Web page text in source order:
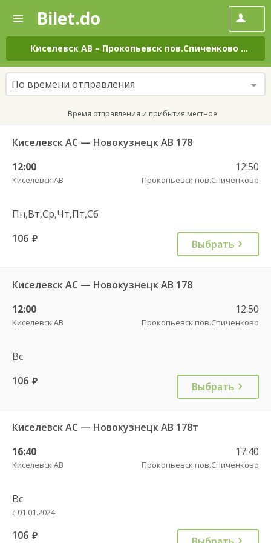
—
Поиск
и
покупка
билетов
на
автобус
онлайн
Bilet.do
Киселевск АВ – Прокопьевск пов.Спиченково на
По времени отправления
Время отправления и прибытия местное
Киселевск АС — Новокузнецк АВ 178
12:00
Киселевск АВ
12:50
Прокопьевск пов.Спиченково
Пн,Вт,Ср,Чт,Пт,Сб
106 руб. Выбрать
Киселевск АС — Новокузнецк АВ 178
12:00
Киселевск АВ
12:50
Прокопьевск пов.Спиченково
Вс
106 руб. Выбрать
Киселевск АС — Новокузнецк АВ 178т
16:40
Киселевск АВ
17:40
Прокопьевск пов.Спиченково
Вс
с 01.01.2024
106 руб.